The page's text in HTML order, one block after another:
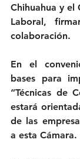
Chihuahua y el
Laboral,
colaboración.
En el
bases para
“Técnicas de
estará
de las
a esta Cámara.